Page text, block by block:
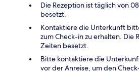
Die Rezeption ist täglich von
besetzt.
Kontaktiere die Unterkunft
zum Check-in zu erhalten. Die
Zeiten besetzt.
Bitte kontaktiere die
vor der Anreise, um den